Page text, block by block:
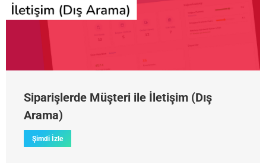
Siparişlerde Müşteri ile İletişim (Dış
Arama)
Şimdi İzle